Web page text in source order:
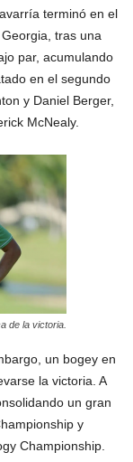
terminó en el
tras una
par, acumulando
en el segundo
y Daniel Berger,
McNealy.
de la victoria.
un bogey en
la victoria. A
un gran
y
Championship.